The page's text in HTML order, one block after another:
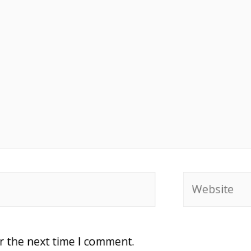
the next time I comment.